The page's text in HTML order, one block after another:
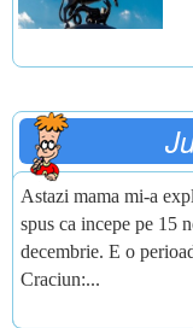
Astazi mama mi-a
spus ca incepe pe 15
decembrie. E o
Craciun:...